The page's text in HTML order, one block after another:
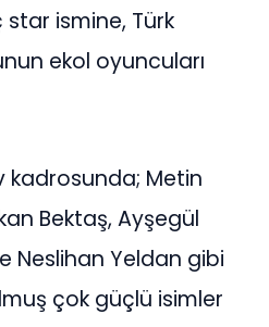
star ismine, Türk
ekol oyuncuları
kadrosunda; Metin
Bektaş, Ayşegül
Neslihan Yeldan gibi
çok güçlü isimler